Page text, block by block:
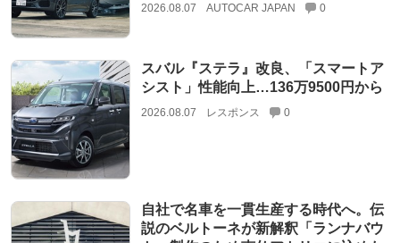
2026.08.07 AUTOCAR JAPAN 0
スバル『ステラ』改良、「スマートア
シスト」性能向上…136万9500円から
2026.08.07 レスポンス 0
自社で名車を一貫生産する時代へ。伝
説のベルトーネが新解釈「ランナバウ